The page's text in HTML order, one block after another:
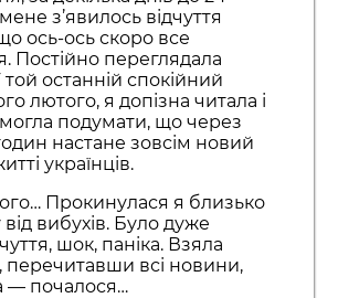
з’явилось відчуття
ось-ось скоро все
Постійно переглядала
останній спокійний
лютого, я допізна читала і
могла подумати, що через
настане зовсім новий
українців.
Прокинулася я близько
від вибухів. Було дуже
шок, паніка. Взяла
перечитавши всі новини,
— почалося…